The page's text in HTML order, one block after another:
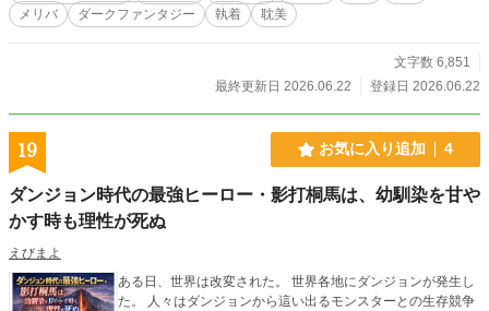
メリバ
ダークファンタジー 執着 耽美
文字数 6,851
最終更新日 2026.06.22
登録日 2026.06.22
19 お気に入り追加 4
ダンジョン時代の最強ヒーロー・影打桐馬は、幼馴染を甘や
かす時も理性が死ぬ
えびまよ
ある日、世界は改変された。 世界各地にダンジョンが発生し
た。 人々はダンジョンから這い出るモンスターとの生存競争